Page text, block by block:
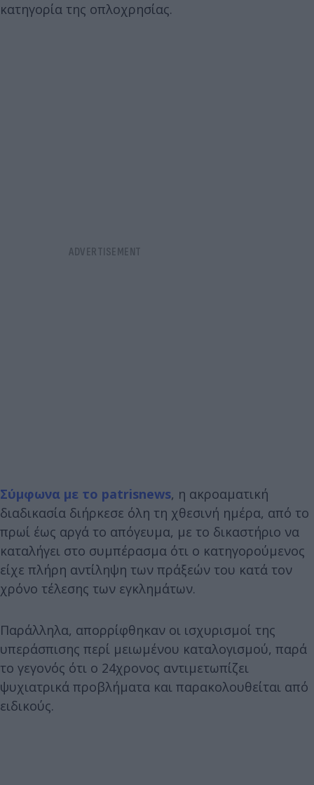
κατηγορία της οπλοχρησίας.
Σύμφωνα με το patrisnews, η ακροαματική
διαδικασία διήρκεσε όλη τη χθεσινή ημέρα, από το
πρωί έως αργά το απόγευμα, με το δικαστήριο να
καταλήγει στο συμπέρασμα ότι ο κατηγορούμενος
είχε πλήρη αντίληψη των πράξεών του κατά τον
χρόνο τέλεσης των εγκλημάτων.
Παράλληλα, απορρίφθηκαν οι ισχυρισμοί της
υπεράσπισης περί μειωμένου καταλογισμού, παρά
το γεγονός ότι ο 24χρονος αντιμετωπίζει
ψυχιατρικά προβλήματα και παρακολουθείται από
ειδικούς.